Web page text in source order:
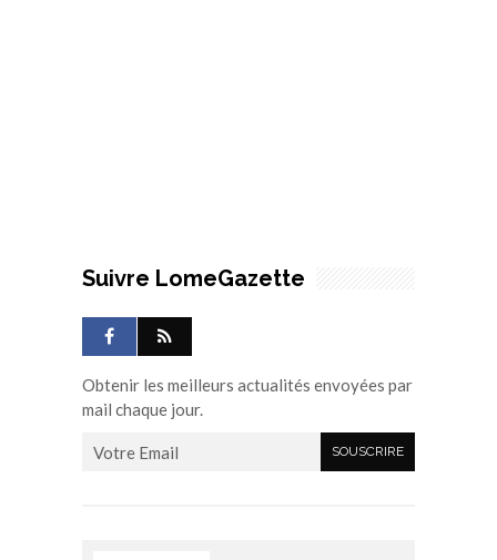
Suivre LomeGazette
Obtenir les meilleurs actualités envoyées par
mail chaque jour.